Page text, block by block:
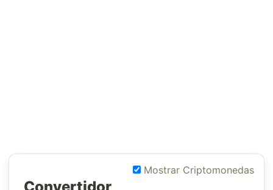
Mostrar Criptomonedas